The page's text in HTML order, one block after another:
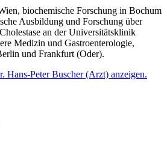
biochemische Forschung in Bochum
Ausbildung und Forschung über
an der Universitätsklinik
Medizin und Gastroenterologie,
und Frankfurt (Oder).
Hans-Peter Buscher (Arzt) anzeigen.